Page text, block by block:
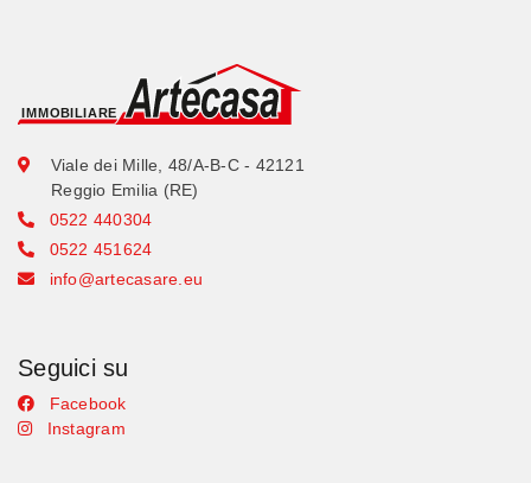
Viale dei Mille, 48/A-B-C - 42121
Reggio Emilia (RE)
0522 440304
0522 451624
info@artecasare.eu
Seguici su
Facebook
Instagram